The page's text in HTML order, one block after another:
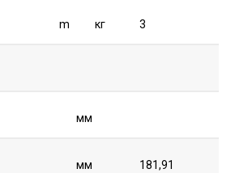
m кг 3
мм
мм 181,91